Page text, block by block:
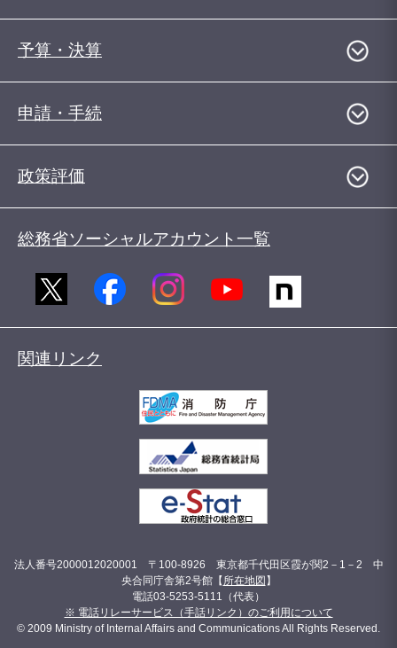
予算・決算
申請・手続
政策評価
総務省ソーシャルアカウント一覧
関連リンク
法人番号2000012020001 〒100-8926 東京都千代田区霞が関2－1－2 中
央合同庁舎第2号館【 所在地図 】
電話03-5253-5111（代表）
※ 電話リレーサービス（手話リンク）のご利用について
© 2009 Ministry of Internal Affairs and Communications All Rights Reserved.